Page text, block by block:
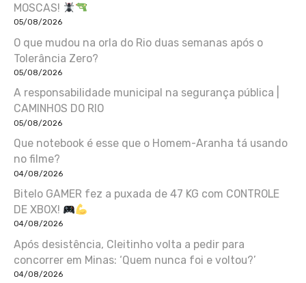
MOSCAS!
05/08/2026
O que mudou na orla do Rio duas semanas após o
Tolerância Zero?
05/08/2026
A responsabilidade municipal na segurança pública |
CAMINHOS DO RIO
05/08/2026
Que notebook é esse que o Homem-Aranha tá usando
no filme?
04/08/2026
Bitelo GAMER fez a puxada de 47 KG com CONTROLE
DE XBOX!
04/08/2026
Após desistência, Cleitinho volta a pedir para
concorrer em Minas: ‘Quem nunca foi e voltou?’
04/08/2026